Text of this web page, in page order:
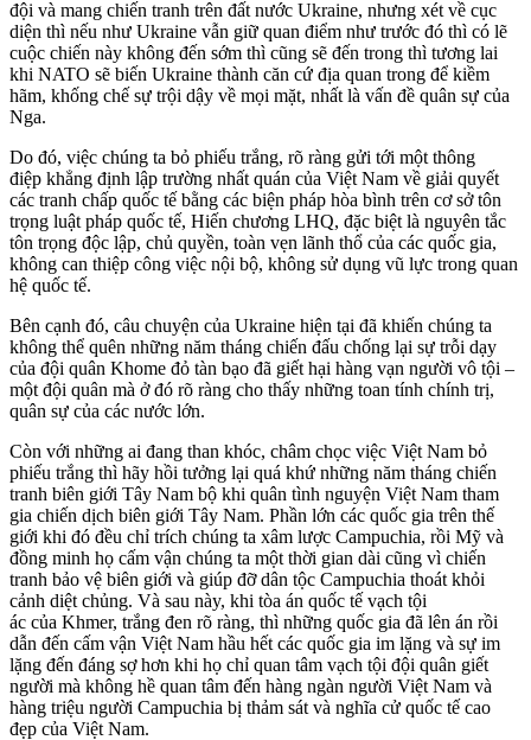
đội và mang chiến tranh trên đất nước Ukraine, nhưng xét về cục
diện thì nếu như Ukraine vẫn giữ quan điểm như trước đó thì có lẽ
cuộc chiến này không đến sớm thì cũng sẽ đến trong thì tương lai
khi NATO sẽ biến Ukraine thành căn cứ địa quan trong để kiềm
hãm, khống chế sự trội dậy về mọi mặt, nhất là vấn đề quân sự của
Nga.
Do đó, việc chúng ta bỏ phiếu trắng, rõ ràng gửi tới một thông
điệp khẳng định lập trường nhất quán của Việt Nam về giải quyết
các tranh chấp quốc tế bằng các biện pháp hòa bình trên cơ sở tôn
trọng luật pháp quốc tế, Hiến chương LHQ, đặc biệt là nguyên tắc
tôn trọng độc lập, chủ quyền, toàn vẹn lãnh thổ của các quốc gia,
không can thiệp công việc nội bộ, không sử dụng vũ lực trong quan
hệ quốc tế.
Bên cạnh đó, câu chuyện của Ukraine hiện tại đã khiến chúng ta
không thể quên những năm tháng chiến đấu chống lại sự trỗi dạy
của đội quân Khome đỏ tàn bạo đã giết hại hàng vạn người vô tội –
một đội quân mà ở đó rõ ràng cho thấy những toan tính chính trị,
quân sự của các nước lớn.
Còn với những ai đang than khóc, châm chọc việc Việt Nam bỏ
phiếu trắng thì hãy hồi tưởng lại quá khứ những năm tháng chiến
tranh biên giới Tây Nam bộ khi quân tình nguyện Việt Nam tham
gia chiến dịch biên giới Tây Nam. Phần lớn các quốc gia trên thế
giới khi đó đều chỉ trích chúng ta xâm lược Campuchia, rồi Mỹ và
đồng minh họ cấm vận chúng ta một thời gian dài cũng vì chiến
tranh bảo vệ biên giới và giúp đỡ dân tộc Campuchia thoát khỏi
cảnh diệt chủng. Và sau này, khi tòa án quốc tế vạch tội
ác của Khmer, trắng đen rõ ràng, thì những quốc gia đã lên án rồi
dẫn đến cấm vận Việt Nam hầu hết các quốc gia im lặng và sự im
lặng đến đáng sợ hơn khi họ chỉ quan tâm vạch tội đội quân giết
người mà không hề quan tâm đến hàng ngàn người Việt Nam và
hàng triệu người Campuchia bị thảm sát và nghĩa cử quốc tế cao
đẹp của Việt Nam.